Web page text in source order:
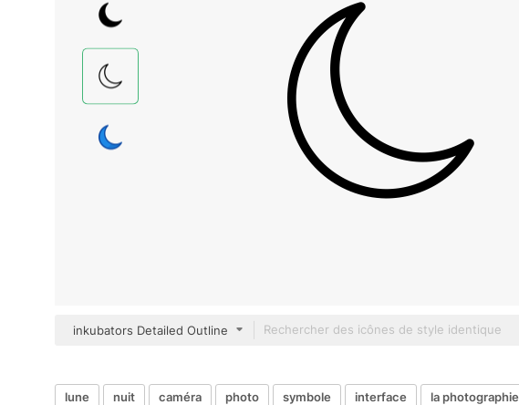
inkubators Detailed Outline
lune nuit caméra photo symbole interface la photographie